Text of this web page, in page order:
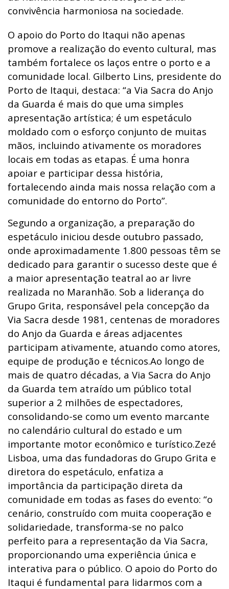
convivência harmoniosa na sociedade.
O apoio do Porto do Itaqui não apenas
promove a realização do evento cultural, mas
também fortalece os laços entre o porto e a
comunidade local. Gilberto Lins, presidente do
Porto de Itaqui, destaca: “a Via Sacra do Anjo
da Guarda é mais do que uma simples
apresentação artística; é um espetáculo
moldado com o esforço conjunto de muitas
mãos, incluindo ativamente os moradores
locais em todas as etapas. É uma honra
apoiar e participar dessa história,
fortalecendo ainda mais nossa relação com a
comunidade do entorno do Porto”.
Segundo a organização, a preparação do
espetáculo iniciou desde outubro passado,
onde aproximadamente 1.800 pessoas têm se
dedicado para garantir o sucesso deste que é
a maior apresentação teatral ao ar livre
realizada no Maranhão. Sob a liderança do
Grupo Grita, responsável pela concepção da
Via Sacra desde 1981, centenas de moradores
do Anjo da Guarda e áreas adjacentes
participam ativamente, atuando como atores,
equipe de produção e técnicos.Ao longo de
mais de quatro décadas, a Via Sacra do Anjo
da Guarda tem atraído um público total
superior a 2 milhões de espectadores,
consolidando-se como um evento marcante
no calendário cultural do estado e um
importante motor econômico e turístico.Zezé
Lisboa, uma das fundadoras do Grupo Grita e
diretora do espetáculo, enfatiza a
importância da participação direta da
comunidade em todas as fases do evento: “o
cenário, construído com muita cooperação e
solidariedade, transforma-se no palco
perfeito para a representação da Via Sacra,
proporcionando uma experiência única e
interativa para o público. O apoio do Porto do
Itaqui é fundamental para lidarmos com a